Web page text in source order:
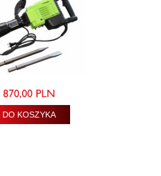
DO KOSZYKA